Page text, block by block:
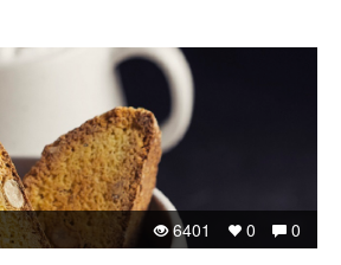
0
0
6401